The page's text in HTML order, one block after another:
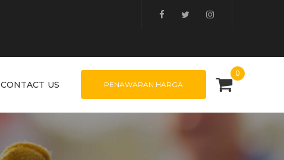
CONTACT US PENAWARAN HARGA
0